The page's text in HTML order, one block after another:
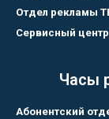
Отдел рекламы
Сервисный
Часы
Абонентский